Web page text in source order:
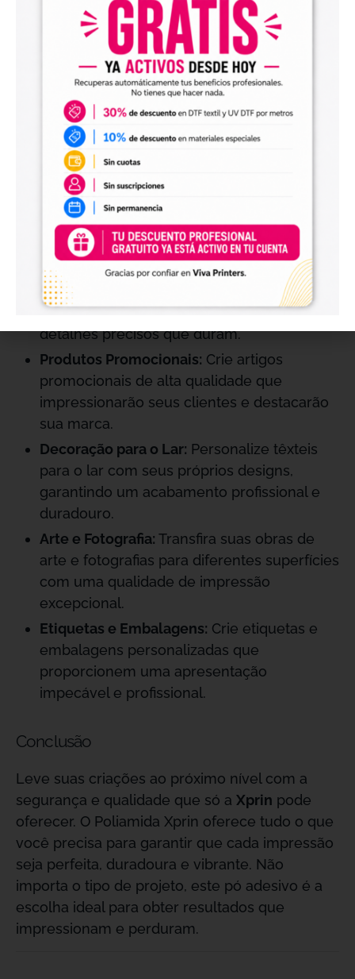
Melhore Seus Projetos de Impressão
Pó Adesivo DTF Xprin, cada impressão
se torna uma obra de arte. Este adesivo não só
garante uma adesão superior, mas também
melhora a vivacidade e a definição de seus
designs, fazendo com que cada detalhe se
destaque. Seja para aplicações comerciais ou
projetos criativos pessoais, o
é seu aliado perfeito para obter
acabamentos profissionais e duradouros.
Roupas Personalizadas:
Dê vida aos seus
designs de roupas com cores vibrantes e
detalhes precisos que duram.
Produtos Promocionais: Crie artigos
promocionais de alta qualidade que
impressionarão seus clientes e destacarão
sua marca.
Decoração para o Lar: Personalize têxteis
para o lar com seus próprios designs,
garantindo um acabamento profissional e
duradouro.
Arte e Fotografia: Transfira suas obras de
arte e fotografias para diferentes superfícies
com uma qualidade de impressão
excepcional.
Etiquetas e Embalagens: Crie etiquetas e
embalagens personalizadas que
proporcionem uma apresentação
impecável e profissional.
Conclusão
Leve suas criações ao próximo nível com a
segurança e qualidade que só a Xprin pode
oferecer. O Poliamida Xprin oferece tudo o que
você precisa para garantir que cada impressão
seja perfeita, duradoura e vibrante. Não
importa o tipo de projeto, este pó adesivo é a
escolha ideal para obter resultados que
impressionam e perduram.